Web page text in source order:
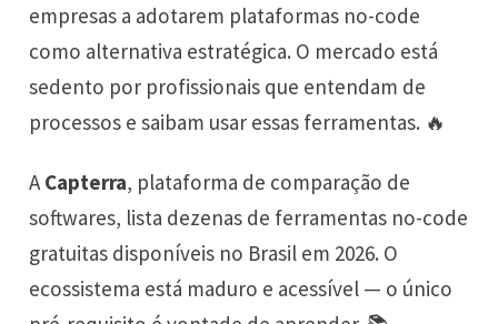
empresas a adotarem plataformas no-code
como alternativa estratégica. O mercado está
sedento por profissionais que entendam de
processos e saibam usar essas ferramentas. 🔥
ACapterra, plataforma de comparação de
softwares, lista dezenas de ferramentas no-code
gratuitas disponíveis no Brasil em 2026. O
ecossistema está maduro e acessível — o único